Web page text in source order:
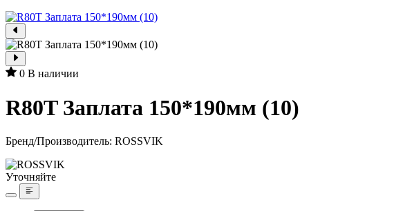
0 В наличии
R80T Заплата 150*190мм (10)
Бренд/Производитель: ROSSVIK
Уточняйте